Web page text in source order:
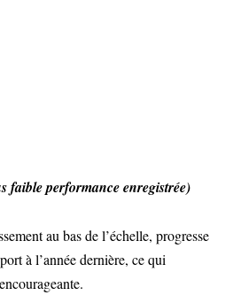
faible performance enregistrée)
au bas de l’échelle, progresse
à l’année dernière, ce qui